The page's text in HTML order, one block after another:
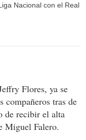
Nacional con el Real
Flores, ya se
compañeros tras de
de recibir el alta
Miguel Falero.